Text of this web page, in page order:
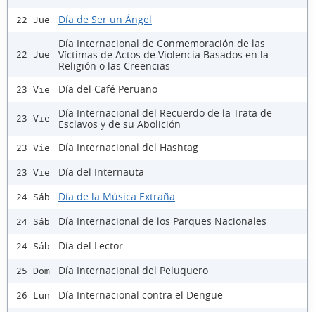
22 Jue Día de Ser un Ángel
22 Jue
Día Internacional de Conmemoración de las
Víctimas de Actos de Violencia Basados en la
Religión o las Creencias
23 Vie Día del Café Peruano
23 Vie
Día Internacional del Recuerdo de la Trata de
Esclavos y de su Abolición
23 Vie Día Internacional del Hashtag
23 Vie Día del Internauta
24 Sáb Día de la Música Extraña
24 Sáb Día Internacional de los Parques Nacionales
24 Sáb Día del Lector
25 Dom Día Internacional del Peluquero
26 Lun Día Internacional contra el Dengue